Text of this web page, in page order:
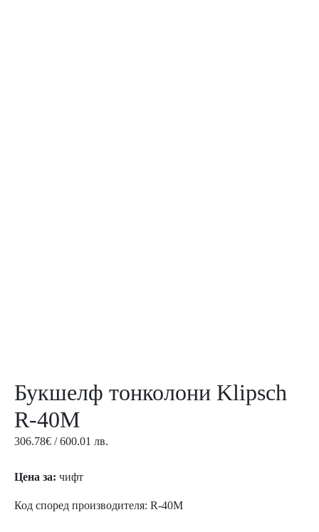
Букшелф тонколони Klipsch
R-40M
306.78€ / 600.01 лв.
Цена за: чифт
Код според производителя: R-40M